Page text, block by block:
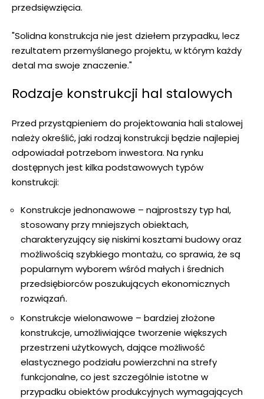
przedsięwzięcia.
"Solidna konstrukcja nie jest dziełem przypadku, lecz
rezultatem przemyślanego projektu, w którym każdy
detal ma swoje znaczenie."
Rodzaje konstrukcji hal stalowych
Przed przystąpieniem do projektowania hali stalowej
należy określić, jaki rodzaj konstrukcji będzie najlepiej
odpowiadał potrzebom inwestora. Na rynku
dostępnych jest kilka podstawowych typów
konstrukcji:
Konstrukcje jednonawowe – najprostszy typ hal,
stosowany przy mniejszych obiektach,
charakteryzujący się niskimi kosztami budowy oraz
możliwością szybkiego montażu, co sprawia, że są
popularnym wyborem wśród małych i średnich
przedsiębiorców poszukujących ekonomicznych
rozwiązań.
Konstrukcje wielonawowe – bardziej złożone
konstrukcje, umożliwiające tworzenie większych
przestrzeni użytkowych, dające możliwość
elastycznego podziału powierzchni na strefy
funkcjonalne, co jest szczególnie istotne w
przypadku obiektów produkcyjnych wymagających